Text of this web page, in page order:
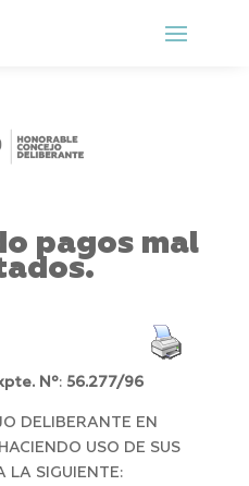
pagos mal
Nº: 56.277/96
DELIBERANTE EN
USO DE SUS
LA SIGUIENTE: